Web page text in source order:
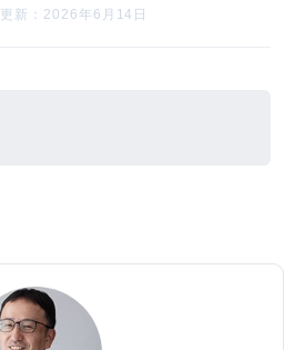
新：2026年6月14日